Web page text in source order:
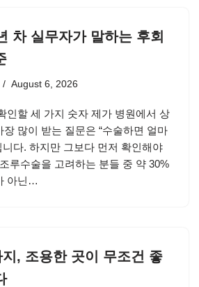
차 실무자가 말하는 후회
August 6, 2026
인할 세 가지 숫자 제가 병원에서 상
많이 받는 질문은 “수술하면 얼마
니다. 하지만 그보다 먼저 확인해야
루수술을 고려하는 분들 중 약 30%
아닌…
, 조용한 곳이 무조건 좋